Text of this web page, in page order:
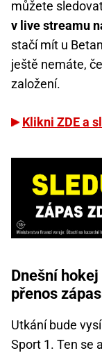
můžete
v live streamu
stačí mít u
ještě nemáte,
založení.
Klikni ZDE a
Dnešní
přenos
Utkání bude
Sport 1. Ten se